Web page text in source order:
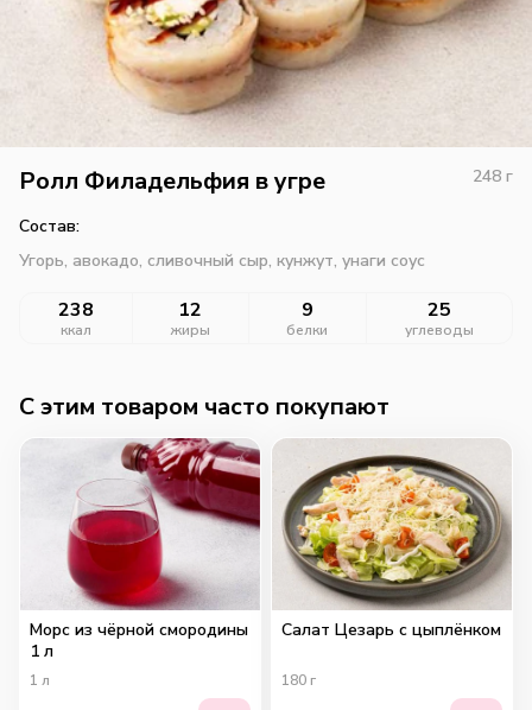
Ролл Филадельфия в угре 248 г
Состав:
Угорь, авокадо, сливочный сыр, кунжут, унаги соус
238
ккал
12
жиры
9
белки
25
углеводы
C этим товаром часто покупают
Морс из чёрной смородины
1 л
1 л
Салат Цезарь с цыплёнком
180 г